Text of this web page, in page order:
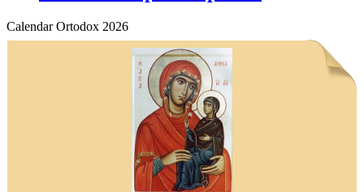
Calendar Ortodox 2026